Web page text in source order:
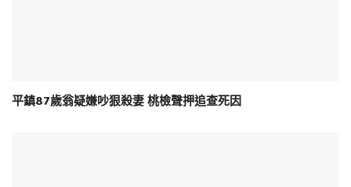
平鎮87歲翁疑嫌吵狠殺妻 桃檢聲押追查死因